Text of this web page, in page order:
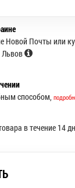
Новой Почты или
Львов
способом,
в течение 14